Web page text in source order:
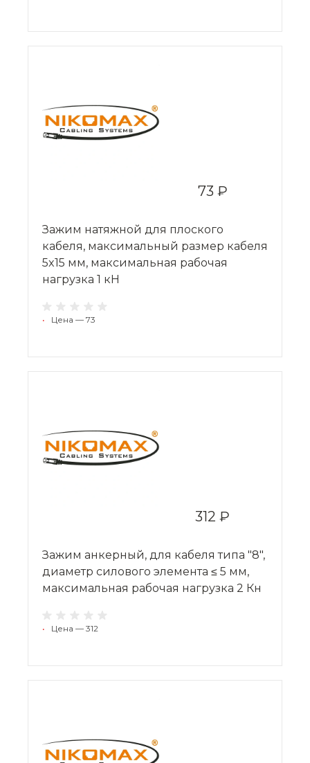
73 ₽
Зажим натяжной для плоского
кабеля, максимальный размер кабеля
5x15 мм, максимальная рабочая
нагрузка 1 кН
• Цена — 73
312 ₽
Зажим анкерный, для кабеля типа "8",
диаметр силового элемента ≤ 5 мм,
максимальная рабочая нагрузка 2 Кн
• Цена — 312